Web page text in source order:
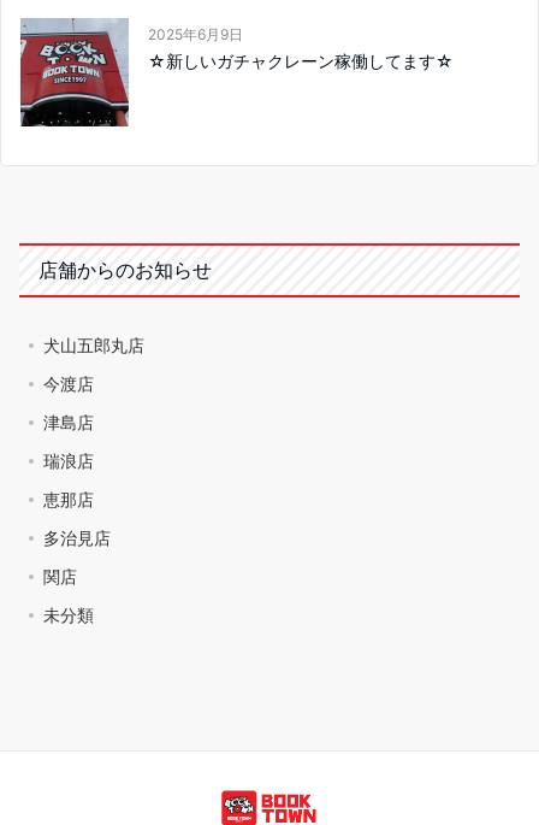
2025年6月9日
☆新しいガチャクレーン稼働してます☆
店舗からのお知らせ
犬山五郎丸店
今渡店
津島店
瑞浪店
恵那店
多治見店
関店
未分類